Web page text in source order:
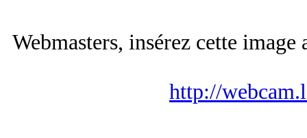
Webmasters, insérez cette
http://